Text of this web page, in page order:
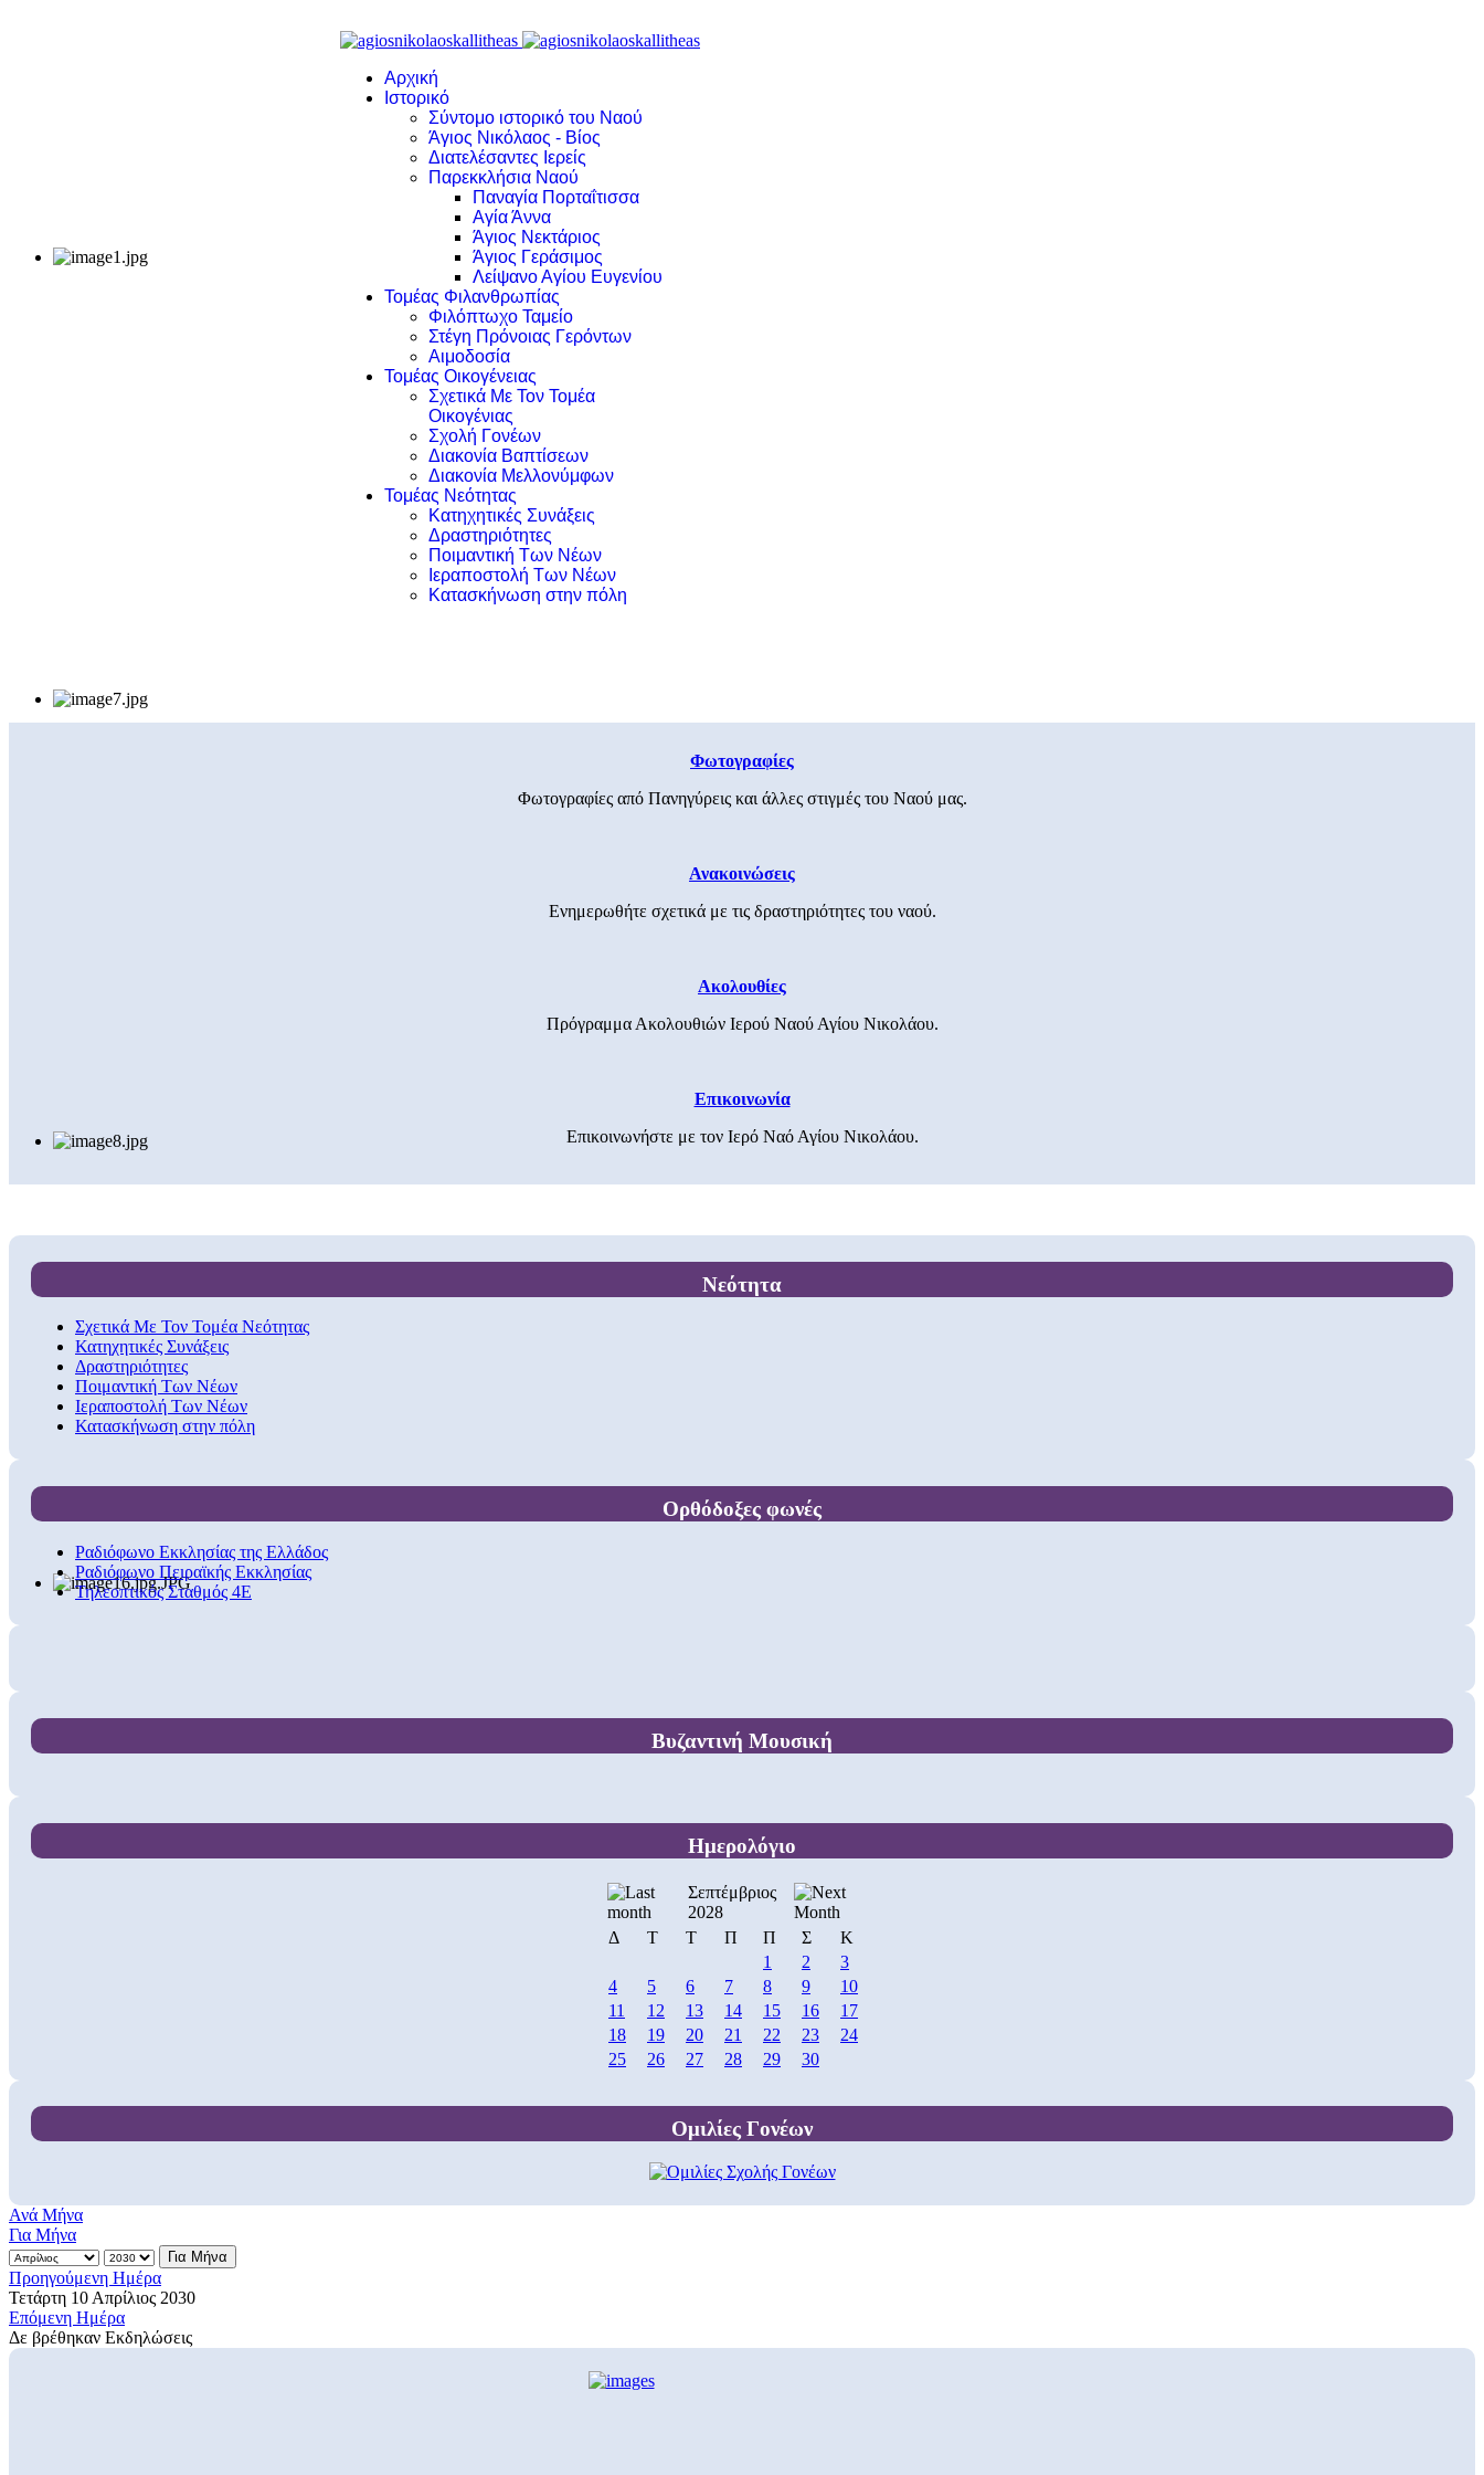
Αρχική
Ιστορικό
Σύντομο ιστορικό του Ναού
Άγιος Νικόλαος - Βίος
Διατελέσαντες Ιερείς
Παρεκκλήσια Ναού
Παναγία Πορταΐτισσα
Αγία Άννα
Άγιος Νεκτάριος
Άγιος Γεράσιμος
Λείψανο Αγίου Ευγενίου
Τομέας Φιλανθρωπίας
Φιλόπτωχο Ταμείο
Στέγη Πρόνοιας Γερόντων
Αιμοδοσία
Τομέας Οικογένειας
Σχετικά Με Τον Τομέα
Οικογένιας
Σχολή Γονέων
Διακονία Βαπτίσεων
Διακονία Μελλονύμφων
Τομέας Νεότητας
Κατηχητικές Συνάξεις
Δραστηριότητες
Ποιμαντική Των Νέων
Ιεραποστολή Των Νέων
Κατασκήνωση στην πόλη
Φωτογραφίες
Φωτογραφίες από Πανηγύρεις και άλλες στιγμές του Ναού μας.
Ανακοινώσεις
Ενημερωθήτε σχετικά με τις δραστηριότητες του ναού.
Ακολουθίες
Πρόγραμμα Ακολουθιών Ιερού Ναού Αγίου Νικολάου.
Επικοινωνία
Επικοινωνήστε με τον Ιερό Ναό Αγίου Νικολάου.
Νεότητα
Σχετικά Με Τον Τομέα Νεότητας
Κατηχητικές Συνάξεις
Δραστηριότητες
Ποιμαντική Των Νέων
Ιεραποστολή Των Νέων
Κατασκήνωση στην πόλη
Ορθόδοξες φωνές
Ραδιόφωνο Εκκλησίας της Ελλάδος
Ραδιόφωνο Πειραϊκής Εκκλησίας
Τηλεοπτικός Σταθμός 4Ε
Βυζαντινή Μουσική
Ημερολόγιο
Σεπτέμβριος
2028
Δ
Τ Τ Π Π Σ
Κ
1
2
3
4
5 6 7 8 9
10
11
12 13 14 15 16
17
18
19 20 21 22 23
24
25
26 27 28 29 30
Ομιλίες Γονέων
Ανά Μήνα
Για Μήνα
Για Μήνα
Προηγούμενη Ημέρα
Τετάρτη 10 Απρίλιος 2030
Επόμενη Ημέρα
Δε βρέθηκαν Εκδηλώσεις